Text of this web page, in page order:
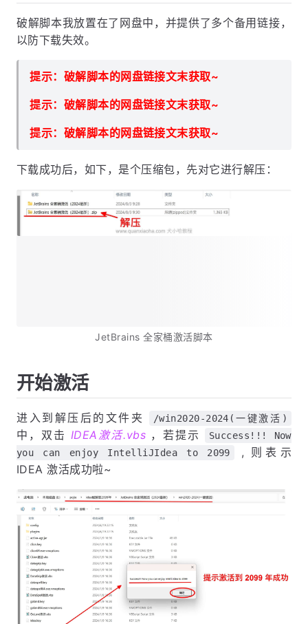
破解脚本我放置在了网盘中，并提供了多个备用链接，
以防下载失效。
提示：破解脚本的网盘链接文末获取~
提示：破解脚本的网盘链接文末获取~
提示：破解脚本的网盘链接文末获取~
下载成功后，如下，是个压缩包，先对它进行解压：
JetBrains 全家桶激活脚本
开始激活
进入到解压后的文件夹 /win2020-2024(一键激活)
中，双击 IDEA激活.vbs ，若提示
Success!!! Now
you can enjoy IntelliJIdea to 2099
, 则表示
IDEA 激活成功啦~